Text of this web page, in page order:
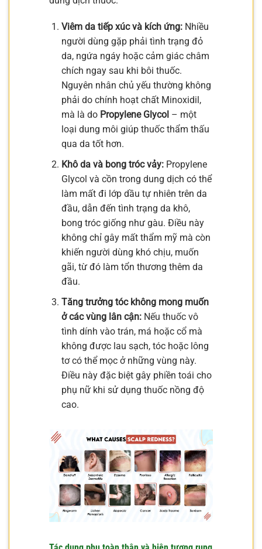
Viêm da tiếp xúc và kích ứng:Nhiều
người dùng gặp phải tình trạng đỏ
da, ngứa ngáy hoặc cảm giác châm
chích ngay sau khi bôi thuốc.
Nguyên nhân chủ yếu thường không
phải do chính hoạt chất Minoxidil,
mà là do Propylene Glycol – một
loại dung môi giúp thuốc thẩm thấu
qua da tốt hơn.
Khô da và bong tróc vảy:Propylene
Glycol và cồn trong dung dịch có thể
làm mất đi lớp dầu tự nhiên trên da
đầu, dẫn đến tình trạng da khô,
bong tróc giống như gàu. Điều này
không chỉ gây mất thẩm mỹ mà còn
khiến người dùng khó chịu, muốn
gãi, từ đó làm tổn thương thêm da
đầu.
Tăng trưởng tóc không mong muốn
ở các vùng lân cận:Nếu thuốc vô
tình dính vào trán, má hoặc cổ mà
không được lau sạch, tóc hoặc lông
tơ có thể mọc ở những vùng này.
Điều này đặc biệt gây phiền toái cho
phụ nữ khi sử dụng thuốc nồng độ
cao.